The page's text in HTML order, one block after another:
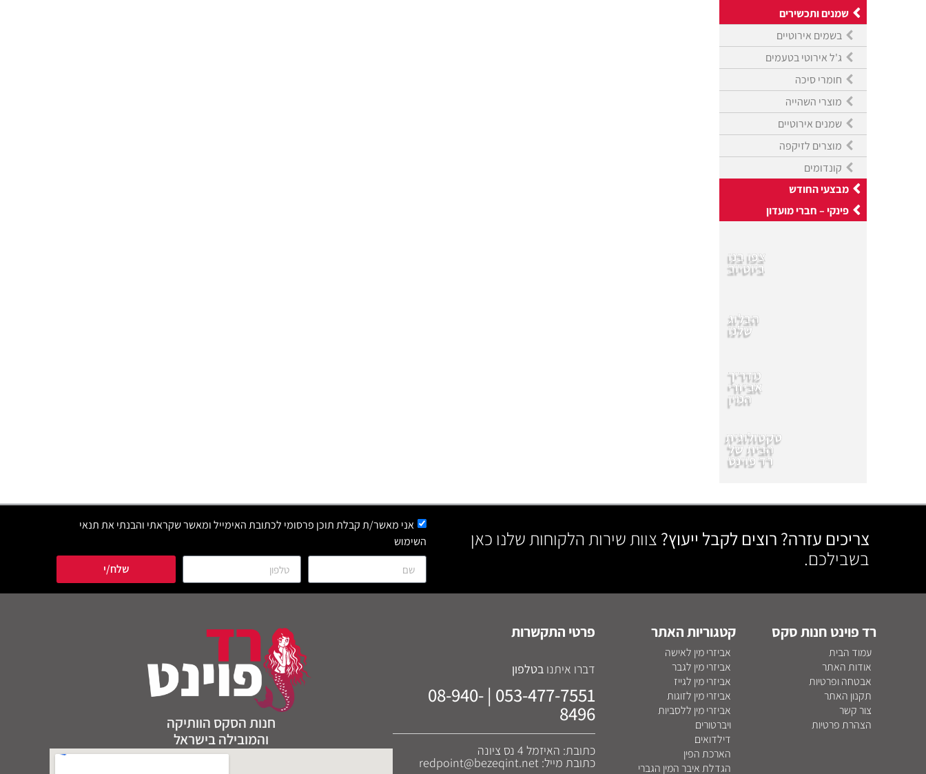
שמנים ותכשירים
בשמים אירוטיים
ג'ל אירוטי בטעמים
חומרי סיכה
מוצרי השהייה
שמנים אירוטיים
מוצרים לזיקפה
קונדומים
מבצעי החודש
פינקי – חברי מועדון
צפו בנו
ביוטיוב
הבלוג
שלנו
מדריך
אביזרי
המין
סקסולוגית
הבית של
רד פוינט
צריכים עזרה? רוצים לקבל ייעוץ? צוות שירות הלקוחות שלנו כאן
בשבילכם.
אני מאשר/ת קבלת תוכן פרסומי לכתובת האימייל ומאשר שקראתי והבנתי את תנאי
השימוש
שלח/י
רד פוינט חנות סקס
עמוד הבית
אודות האתר
אבטחה ופרטיות
תקנון האתר
צור קשר
הצהרת פרטיות
קטגוריות האתר
אביזרי מין לאישה
אביזרי מין לגבר
אביזרי מין לגייז
אביזרי מין לזוגות
אביזרי מין ללסביות
ויברטורים
דילדואים
הארכת הפין
הגדלת איבר המין הגברי
פרטי התקשרות
דברו איתנו בטלפון
053-477-7551 | 08-940-
8496
כתובת: האיזמל 4 נס ציונה
כתובת מייל: redpoint@bezeqint.net
חנות הסקס הוותיקה
והמובילה בישראל